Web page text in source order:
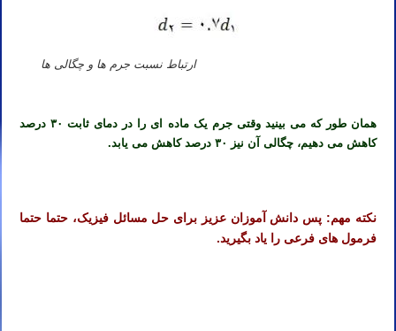
ارتباط نسبت جرم ها و چگالی ها
همان طور که می بینید وقتی جرم یک ماده ای را در دمای ثابت ۳۰ درصد
کاهش می دهیم، چگالی آن نیز ۳۰ درصد کاهش می یابد.
نکته مهم: پس دانش آموزان عزیز برای حل مسائل فیزیک، حتما حتما
فرمول های فرعی را یاد بگیرید.